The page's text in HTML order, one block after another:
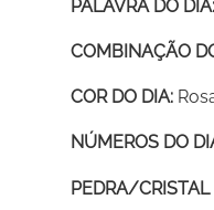
PALAVRA DO DIA:
COMBINAÇÃO
COR DO DIA:
NÚMEROS DO
PEDRA/CRISTAL